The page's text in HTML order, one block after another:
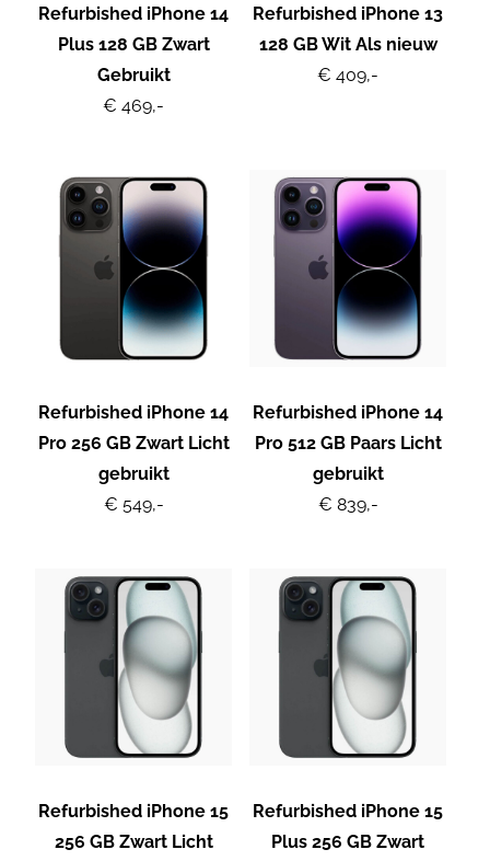
Refurbished iPhone 14
Plus 128 GB Zwart
Gebruikt
€ 469,-
Refurbished iPhone 13
128 GB Wit Als nieuw
€ 409,-
Refurbished iPhone 14
Pro 256 GB Zwart Licht
gebruikt
€ 549,-
Refurbished iPhone 14
Pro 512 GB Paars Licht
gebruikt
€ 839,-
Refurbished iPhone 15
256 GB Zwart Licht
Refurbished iPhone 15
Plus 256 GB Zwart